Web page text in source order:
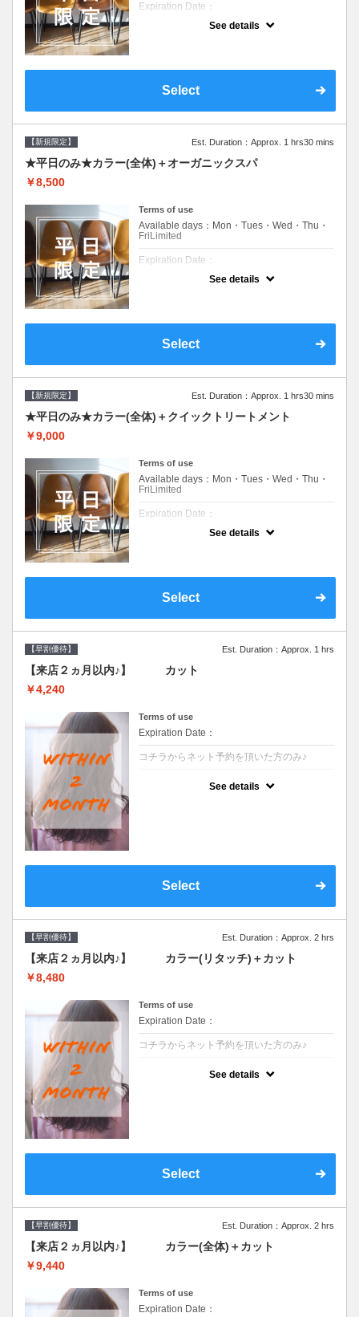
Expiration Date：
新規限定の平日のみのクーポンです★
平日クーポン●シャンプーブロー込●ロング料
提案させて頂きます●選べるシャンプー付き●
See details
Select
【新規限定】 Est. Duration：Approx. 1 hrs30 mins
★平日のみ★カラー(全体)＋オーガニックスパ
￥8,500
Terms of use
Available days：Mon・Tues・Wed・Thu・
FriLimited
Expiration Date：
新規限定の平日のみのクーポンです★
平日クーポン●シャンプーブロー込●ロング料
提案させて頂きます●選べるシャンプー付き●
See details
Select
【新規限定】 Est. Duration：Approx. 1 hrs30 mins
★平日のみ★カラー(全体)＋クイックトリートメント
￥9,000
Terms of use
Available days：Mon・Tues・Wed・Thu・
FriLimited
Expiration Date：
新規限定の平日のみのクーポンです★
平日クーポン●シャンプーブロー込●ロング料
提案させて頂きます●選べるシャンプー付き●
See details
Select
【早割優待】 Est. Duration：Approx. 1 hrs
【来店２ヵ月以内♪】 カット
￥4,240
Terms of use
Expiration Date：
コチラからネット予約を頂いた方のみ♪
See details
Select
【早割優待】 Est. Duration：Approx. 2 hrs
【来店２ヵ月以内♪】 カラー(リタッチ)＋カット
￥8,480
Terms of use
Expiration Date：
コチラからネット予約を頂いた方のみ♪
See details
Select
【早割優待】 Est. Duration：Approx. 2 hrs
【来店２ヵ月以内♪】 カラー(全体)＋カット
￥9,440
Terms of use
Expiration Date：